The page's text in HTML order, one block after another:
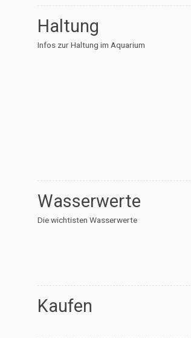
Haltung
Infos zur Haltung im Aquarium
Wasserwerte
Die wichtisten Wasserwerte
Kaufen